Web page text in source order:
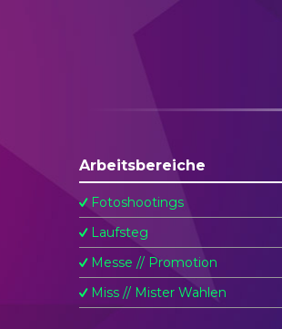
Arbeitsbereiche
Fotoshootings
Laufsteg
Messe // Promotion
Miss // Mister Wahlen